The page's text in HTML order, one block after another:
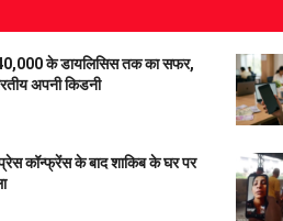
के डायलिसिस तक का सफर,
अपनी किडनी
कॉन्फ्रेंस के बाद शाकिब के घर पर